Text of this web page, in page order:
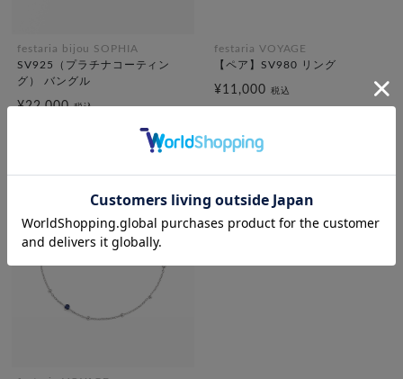
festaria bijou SOPHIA
SV925（プラチナコーティン
グ） バングル
¥22,000税込
festaria VOYAGE
【ペア】SV980 リング
¥11,000 税込